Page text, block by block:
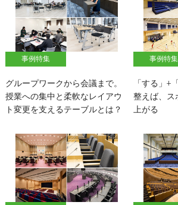
事例特集
グループワークから会議まで。
授業への集中と柔軟なレイアウ
ト変更を支えるテーブルとは？
事例特集
「する」+
整えば、ス
上がる